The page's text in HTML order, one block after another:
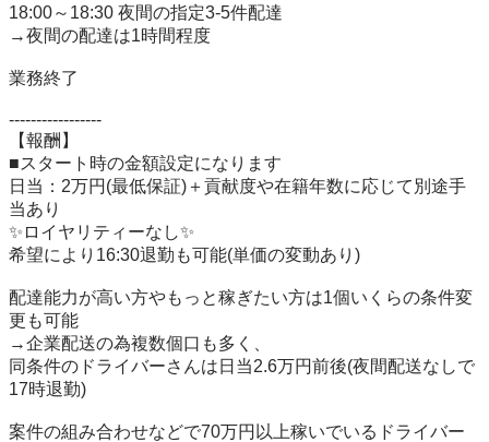
18:00～18:30 夜間の指定3-5件配達
→夜間の配達は1時間程度
業務終了
-----------------
【報酬】
■スタート時の金額設定になります
日当：2万円(最低保証)＋貢献度や在籍年数に応じて別途手
当あり
✨ロイヤリティーなし✨
希望により16:30退勤も可能(単価の変動あり)
配達能力が高い方やもっと稼ぎたい方は1個いくらの条件変
更も可能
→企業配送の為複数個口も多く、
同条件のドライバーさんは日当2.6万円前後(夜間配送なしで
17時退勤)
案件の組み合わせなどで70万円以上稼いでいるドライバー